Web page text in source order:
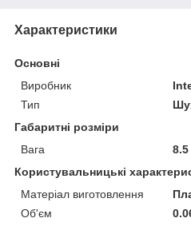
Характеристики
Основні
Виробник
Тип
Габаритні розміри
Вага
8.5
Користувальницькі
Матеріал виготовлення
Об'єм